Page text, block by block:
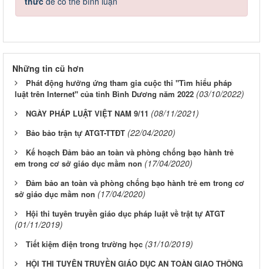
Những tin cũ hơn
Phát động hưởng ứng tham gia cuộc thi "Tìm hiểu pháp
luật trên Internet" của tỉnh Bình Dương năm 2022 (03/10/2022)
NGÀY PHÁP LUẬT VIỆT NAM 9/11 (08/11/2021)
Bảo bảo trận tự ATGT-TTĐT (22/04/2020)
Kế hoạch Đảm bảo an toàn và phòng chống bạo hành trẻ
em trong cơ sở giáo dục mầm non (17/04/2020)
Đảm bảo an toàn và phòng chống bạo hành trẻ em trong cơ
sở giáo dục mầm non (17/04/2020)
Hội thi tuyên truyền giáo dục pháp luật về trật tự ATGT
(01/11/2019)
Tiết kiệm điện trong trường học (31/10/2019)
HỘI THI TUYÊN TRUYỀN GIÁO DỤC AN TOÀN GIAO THÔNG